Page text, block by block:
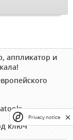
аппликатор и
ключ"
Privacy notice